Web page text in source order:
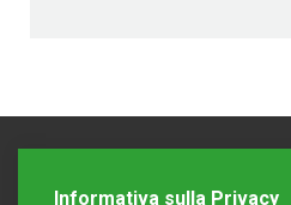
Informativa sulla Privacy